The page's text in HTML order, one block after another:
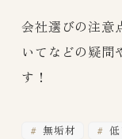
会社選びの注意
いてなどの疑問
す！
無垢材